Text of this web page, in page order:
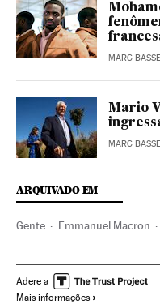
MARC
Mario
MARC
ARQUIVADO EM
Gente Emmanuel Macron
Casal Setor editorial
Adere a
Mais informações